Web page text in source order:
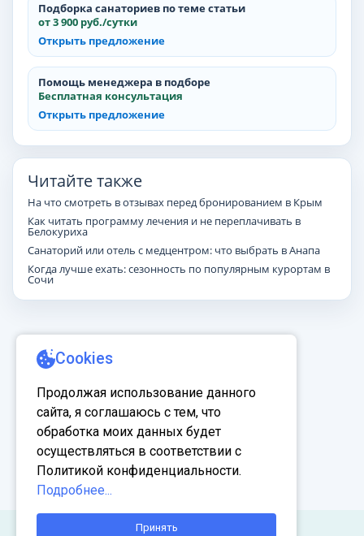
Подборка санаториев по теме статьи
от 3 900 руб./сутки
Открыть предложение
Помощь менеджера в подборе
Бесплатная консультация
Открыть предложение
Читайте также
На что смотреть в отзывах перед бронированием в Крым
Как читать программу лечения и не переплачивать в
Белокуриха
Санаторий или отель с медцентром: что выбрать в Анапа
Когда лучше ехать: сезонность по популярным курортам в
Сочи